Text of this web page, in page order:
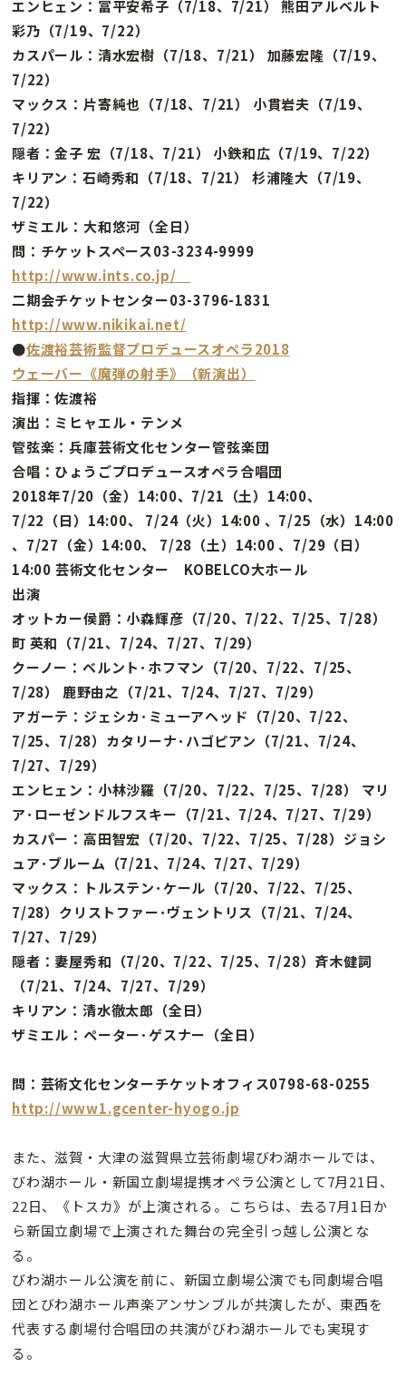
エンヒェン：冨平安希子（7/18、7/21） 熊田アルベルト
彩乃（7/19、7/22）
カスパール：清水宏樹（7/18、7/21） 加藤宏隆（7/19、
7/22）
マックス：片寄純也（7/18、7/21） 小貫岩夫（7/19、
7/22）
隠者：金子 宏（7/18、7/21） 小鉄和広（7/19、7/22）
キリアン：石崎秀和（7/18、7/21） 杉浦隆大（7/19、
7/22）
ザミエル：大和悠河（全日）
問：チケットスペース03-3234-9999
http://www.ints.co.jp/
二期会チケットセンター03-3796-1831
http://www.nikikai.net/
●佐渡裕芸術監督プロデュースオペラ2018
ウェーバー《魔弾の射手》（新演出）
指揮：佐渡裕
演出：ミヒャエル・テンメ
管弦楽：兵庫芸術文化センター管弦楽団
合唱：ひょうごプロデュースオペラ合唱団
2018年7/20（金）14:00、7/21（土）14:00、
7/22（日）14:00、 7/24（火）14:00 、7/25（水）14:00
、7/27（金）14:00、 7/28（土）14:00 、7/29（日）
14:00 芸術文化センター KOBELCO大ホール
出演
オットカー侯爵：小森輝彦（7/20、7/22、7/25、7/28）
町 英和（7/21、7/24、7/27、7/29）
クーノー：ベルント･ホフマン（7/20、7/22、7/25、
7/28） 鹿野由之（7/21、7/24、7/27、7/29）
アガーテ：ジェシカ･ミューアヘッド（7/20、7/22、
7/25、7/28）カタリーナ･ハゴピアン（7/21、7/24、
7/27、7/29）
エンヒェン：小林沙羅（7/20、7/22、7/25、7/28） マリ
ア･ローゼンドルフスキー（7/21、7/24、7/27、7/29）
カスパー：高田智宏（7/20、7/22、7/25、7/28）ジョシ
ュア･ブルーム（7/21、7/24、7/27、7/29）
マックス：トルステン･ケール（7/20、7/22、7/25、
7/28）クリストファー･ヴェントリス（7/21、7/24、
7/27、7/29）
隠者：妻屋秀和（7/20、7/22、7/25、7/28）斉木健詞
（7/21、7/24、7/27、7/29）
キリアン：清水徹太郎（全日）
ザミエル：ペーター･ゲスナー（全日）
問：芸術文化センターチケットオフィス0798-68-0255
http://www1.gcenter-hyogo.jp
また、滋賀・大津の滋賀県立芸術劇場びわ湖ホールでは、
びわ湖ホール・新国立劇場提携オペラ公演として7月21日、
22日、《トスカ》が上演される。こちらは、去る7月1日か
ら新国立劇場で上演された舞台の完全引っ越し公演とな
る。
びわ湖ホール公演を前に、新国立劇場公演でも同劇場合唱
団とびわ湖ホール声楽アンサンブルが共演したが、東西を
代表する劇場付合唱団の共演がびわ湖ホールでも実現す
る。